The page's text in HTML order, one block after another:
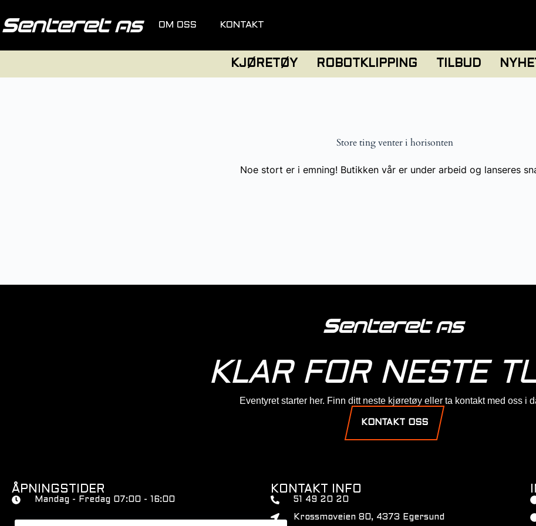
OM OSS KONTAKT
KJØRETØY ROBOTKLIPPING TILBUD
Store ting venter i horisonten
Noe stort er i emning! Butikken vår er under arbeid og lanseres
KLAR FOR NESTE
Eventyret starter her. Finn ditt neste kjøretøy eller ta kontakt med oss i
KONTAKT OSS
ÅPNINGSTIDER
Mandag - Fredag 07:00 - 16:00
KONTAKT INFO
51 49 20 20
Krossmoveien 80, 4373 Egersund